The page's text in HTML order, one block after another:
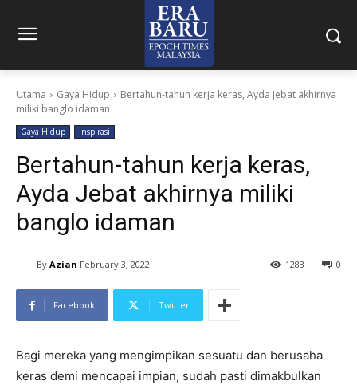
Utama Gaya Hidup
Bertahun-tahun kerja keras, Ayda Jebat akhirnya
miliki banglo idaman
Gaya Hidup Inspirasi
Bertahun-tahun kerja keras,
Ayda Jebat akhirnya miliki
banglo idaman
By Azian February 3, 2022 0
1283
Facebook Twitter
Bagi mereka yang mengimpikan sesuatu dan berusaha
keras demi mencapai impian, sudah pasti dimakbulkan